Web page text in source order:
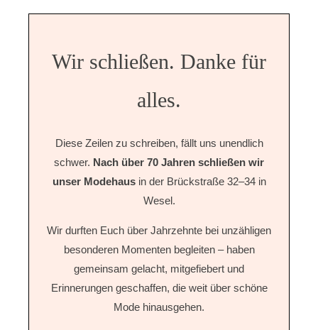
Wir schließen. Danke für
alles.
Diese Zeilen zu schreiben, fällt uns unendlich
schwer. Nach über 70 Jahren schließen wir
unser Modehausin der Brückstraße 32–34 in
Wesel.
Wir durften Euch über Jahrzehnte bei unzähligen
besonderen Momenten begleiten – haben
gemeinsam gelacht, mitgefiebert und
Erinnerungen geschaffen, die weit über schöne
Mode hinausgehen.